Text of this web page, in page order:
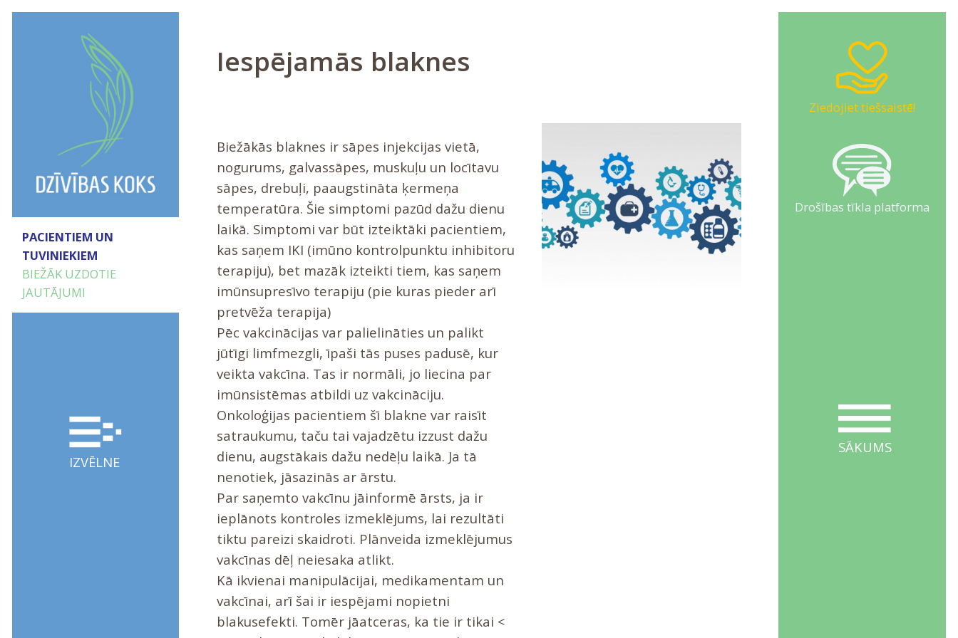
Ziedojiet tiešsaistē!
Drošības tīkla platforma
SĀKUMS
PACIENTIEM UN
TUVINIEKIEM
BIEŽĀK UZDOTIE
JAUTĀJUMI
IZVĒLNE
Iespējamās blaknes
Biežākās blaknes ir sāpes injekcijas vietā,
nogurums, galvassāpes, muskuļu un locītavu
sāpes, drebuļi, paaugstināta ķermeņa
temperatūra. Šie simptomi pazūd dažu dienu
laikā. Simptomi var būt izteiktāki pacientiem,
kas saņem IKI (imūno kontrolpunktu inhibitoru
terapiju), bet mazāk izteikti tiem, kas saņem
imūnsupresīvo terapiju (pie kuras pieder arī
pretvēža terapija)
Pēc vakcinācijas var palielināties un palikt
jūtīgi limfmezgli, īpaši tās puses padusē, kur
veikta vakcīna. Tas ir normāli, jo liecina par
imūnsistēmas atbildi uz vakcināciju.
Onkoloģijas pacientiem šī blakne var raisīt
satraukumu, taču tai vajadzētu izzust dažu
dienu, augstākais dažu nedēļu laikā. Ja tā
nenotiek, jāsazinās ar ārstu.
Par saņemto vakcīnu jāinformē ārsts, ja ir
ieplānots kontroles izmeklējums, lai rezultāti
tiktu pareizi skaidroti. Plānveida izmeklējumus
vakcīnas dēļ neiesaka atlikt.
Kā ikvienai manipulācijai, medikamentam un
vakcīnai, arī šai ir iespējami nopietni
blakusefekti. Tomēr jāatceras, ka tie ir tikai <